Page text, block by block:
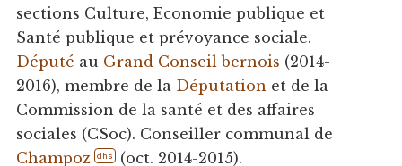
sections Culture, Economie publique et
Santé publique et prévoyance sociale.
Député au Grand Conseil bernois (2014-
2016), membre de la Députation et de la
Commission de la santé et des affaires
sociales (CSoc). Conseiller communal de
Champoz
dhs (oct. 2014-2015).